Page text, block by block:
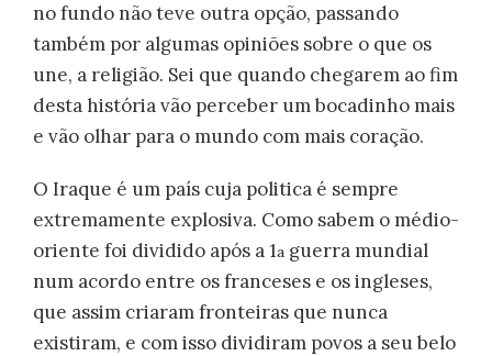
no fundo não teve outra opção, passando
também por algumas opiniões sobre o que os
une, a religião. Sei que quando chegarem ao fim
desta história vão perceber um bocadinho mais
e vão olhar para o mundo com mais coração.
O Iraque é um país cuja politica é sempre
extremamente explosiva. Como sabem o médio-
oriente foi dividido após a 1a guerra mundial
num acordo entre os franceses e os ingleses,
que assim criaram fronteiras que nunca
existiram, e com isso dividiram povos a seu belo